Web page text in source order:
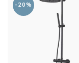
-20%